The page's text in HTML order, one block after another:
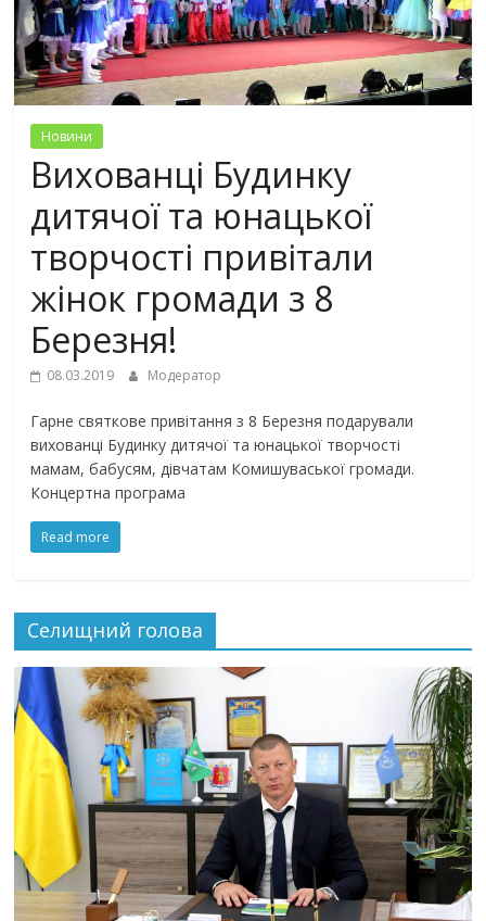
Новини
Вихованці Будинку
дитячої та юнацької
творчості привітали
жінок громади з 8
Березня!
08.03.2019 Модератор
Гарне святкове привітання з 8 Березня подарували
вихованці Будинку дитячої та юнацької творчості
мамам, бабусям, дівчатам Комишуваської громади.
Концертна програма
Read more
Селищний голова